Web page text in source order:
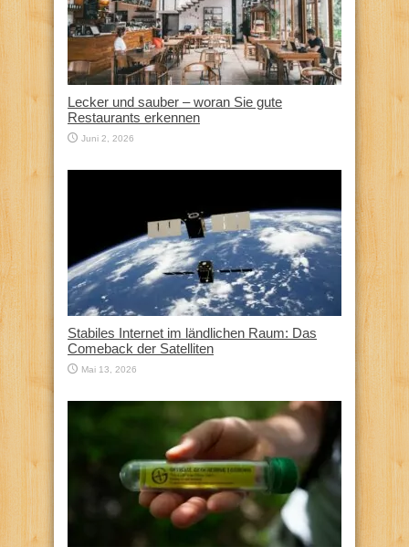
Lecker und sauber – woran Sie gute
Restaurants erkennen
Juni 2, 2026
Stabiles Internet im ländlichen Raum: Das
Comeback der Satelliten
Mai 13, 2026